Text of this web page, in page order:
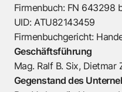
Firmenbuch: FN 643298
UID: ATU82143459
Firmenbuchgericht:
Geschäftsführung
Mag. Ralf B. Six, Dietmar
Gegenstand des